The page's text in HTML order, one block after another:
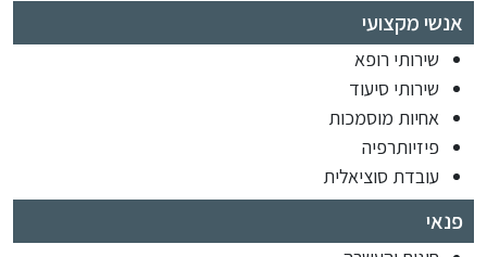
אנשי מקצועי
שירותי רופא
שירותי סיעוד
אחיות מוסמכות
פיזיותרפיה
עובדת סוציאלית
פנאי